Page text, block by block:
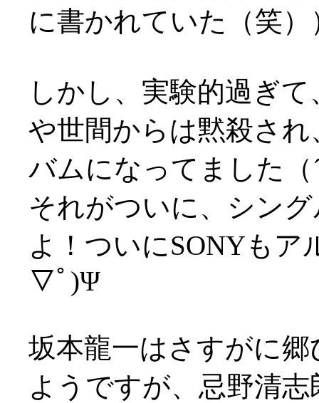
に書かれていた（笑
しかし、実験的過ぎ
や世間からは黙殺さ
バムになってました（
それがついに、シン
よ！ついにSONYも
▽ﾟ)Ψ
坂本龍一はさすがに
ようですが、忌野清